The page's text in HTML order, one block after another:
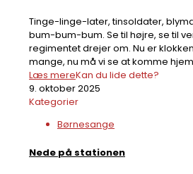
Tinge-linge-later, tinsoldater,
bum-bum-bum. Se til højre, se til
regimentet drejer om. Nu er
mange, nu må vi se at komme
Kan du lide dette?
Læs mere
9. oktober 2025
Kategorier
Børnesange
Nede på stationen